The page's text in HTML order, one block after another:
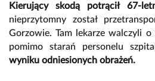
Kierujący skodą potrącił 67-
nieprzytomny został
Gorzowie. Tam lekarze walczyli o
pomimo starań personelu
wyniku odniesionych obrażeń.